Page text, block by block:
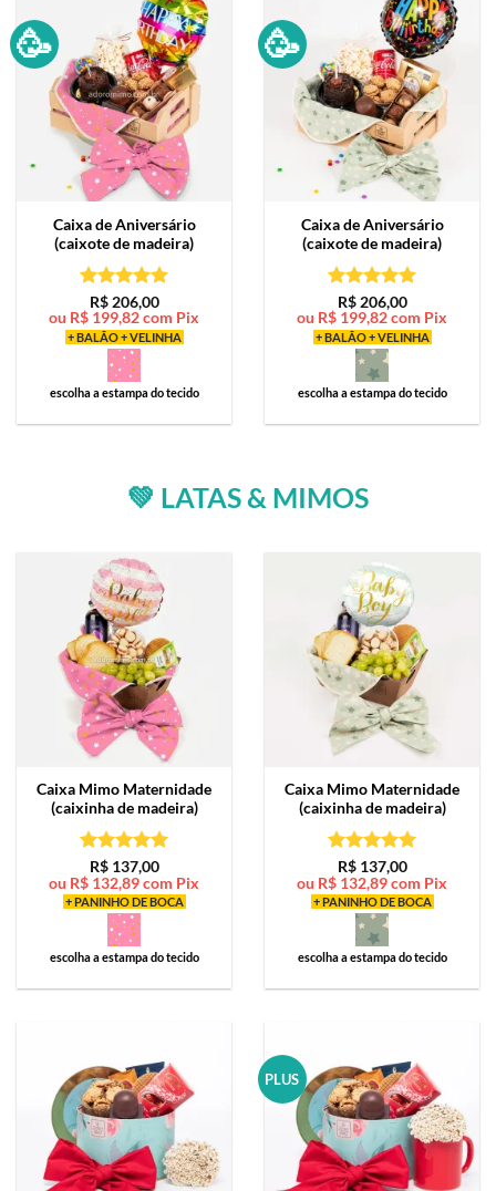
🥳
Caixa deAniversário
(caixote de madeira)
Avaliação5
de 5
R$206,00
ou R$ 199,82com Pix
+ BALÃO + VELINHA
escolha a estampa do tecido
🥳
Caixa deAniversário
(caixote de madeira)
Avaliação5
de 5
R$206,00
ou R$ 199,82com Pix
+ BALÃO + VELINHA
escolha a estampa do tecido
💚 LATAS & MIMOS
Caixa Mimo Maternidade
(caixinha de madeira)
Avaliação5
de 5
R$137,00
ou R$ 132,89com Pix
+ PANINHO DE BOCA
escolha a estampa do tecido
Caixa Mimo Maternidade
(caixinha de madeira)
Avaliação5
de 5
R$137,00
ou R$ 132,89com Pix
+ PANINHO DE BOCA
escolha a estampa do tecido
PLUS